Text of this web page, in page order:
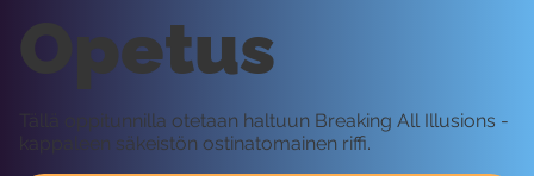
Opetus
Tällä oppitunnilla otetaan haltuun Breaking All Illusions -
kappaleen säkeistön ostinatomainen riffi.